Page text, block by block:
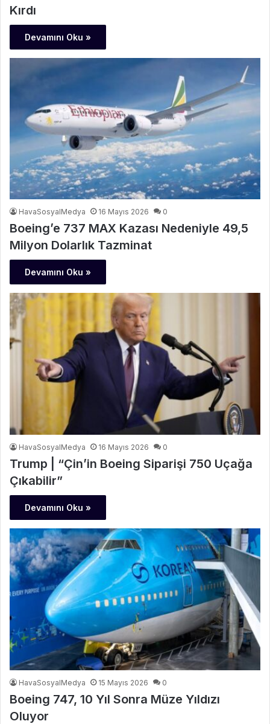
Kırdı
Devamını Oku »
HavaSosyalMedya 16 Mayıs 2026 0
Boeing’e 737 MAX Kazası Nedeniyle 49,5
Milyon Dolarlık Tazminat
Devamını Oku »
HavaSosyalMedya 16 Mayıs 2026 0
Trump | “Çin’in Boeing Siparişi 750 Uçağa
Çıkabilir”
Devamını Oku »
HavaSosyalMedya 15 Mayıs 2026 0
Boeing 747, 10 Yıl Sonra Müze Yıldızı
Oluyor